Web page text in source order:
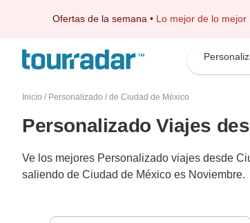
Ofertas de la semana • Lo mejor de lo mejor
Inicio / Personalizado / de Ciudad de México
Personalizado Viajes
Ve los mejores Personalizado viajes desde
saliendo de Ciudad de México es Noviembre.